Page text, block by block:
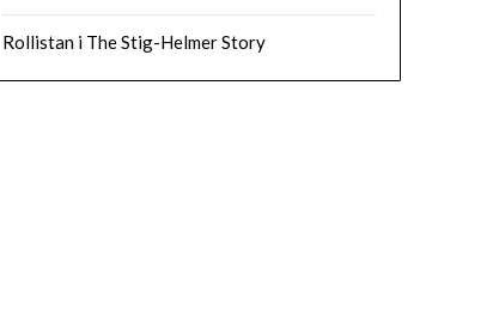
Rollistan i The Stig-Helmer Story